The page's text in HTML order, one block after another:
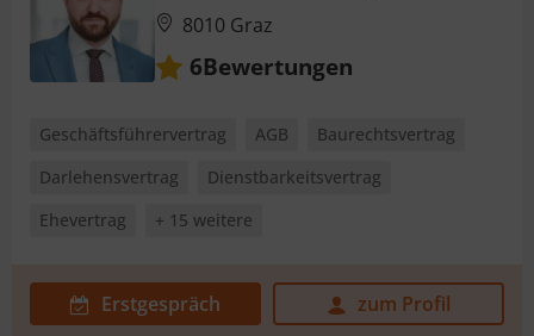
8010 Graz
6Bewertungen
Geschäftsführervertrag AGB
Baurechtsvertrag
Darlehensvertrag
Dienstbarkeitsvertrag
Ehevertrag
+ 15 weitere
Erstgespräch zum Profil